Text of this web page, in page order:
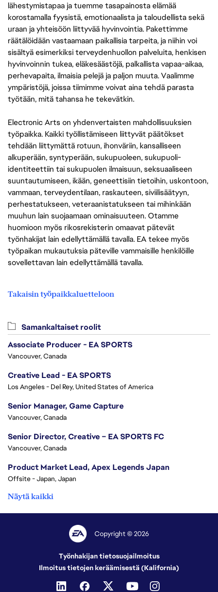
lähestymistapaa ja tuemme tasapainosta elämää
korostamalla fyysistä, emotionaalista ja taloudellista sekä
uraan ja yhteisöön liittyvää hyvinvointia. Pakettimme
räätälöidään vastaamaan paikallisia tarpeita, ja niihin voi
sisältyä esimerkiksi terveydenhuollon palveluita, henkisen
hyvinvoinnin tukea, eläkesäästöjä, palkallista vapaa-aikaa,
perhevapaita, ilmaisia pelejä ja paljon muuta. Vaalimme
ympäristöjä, joissa tiimimme voivat aina tehdä parasta
työtään, mitä tahansa he tekevätkin.
Electronic Arts on yhdenvertaisten mahdollisuuksien
työpaikka. Kaikki työllistämiseen liittyvät päätökset
tehdään liittymättä rotuun, ihonväriin, kansalliseen
alkuperään, syntyperään, sukupuoleen, sukupuoli-
identiteettiin tai sukupuolen ilmaisuun, seksuaaliseen
suuntautumiseen, ikään, geneettisiin tietoihin, uskontoon,
vammaan, terveydentilaan, raskauteen, siviilisäätyyn,
perhestatukseen, veteraanistatukseen tai mihinkään
muuhun lain suojaamaan ominaisuuteen. Otamme
huomioon myös rikosrekisterin omaavat pätevät
työnhakijat lain edellyttämällä tavalla. EA tekee myös
työpaikan mukautuksia päteville vammaisille henkilöille
sovellettavan lain edellyttämällä tavalla.
Takaisin työpaikkaluetteloon
Samankaltaiset roolit
Associate Producer - EA SPORTS
Vancouver, Canada
Creative Lead - EA SPORTS
Los Angeles - Del Rey, United States of America
Senior Manager, Game Capture
Vancouver, Canada
Senior Director, Creative – EA SPORTS FC
Vancouver, Canada
Product Market Lead, Apex Legends Japan
Offsite - Japan, Japan
Näytä kaikki
Copyright © 2026
Työnhakijan tietosuojailmoitus
Ilmoitus tietojen keräämisestä (Kalifornia)